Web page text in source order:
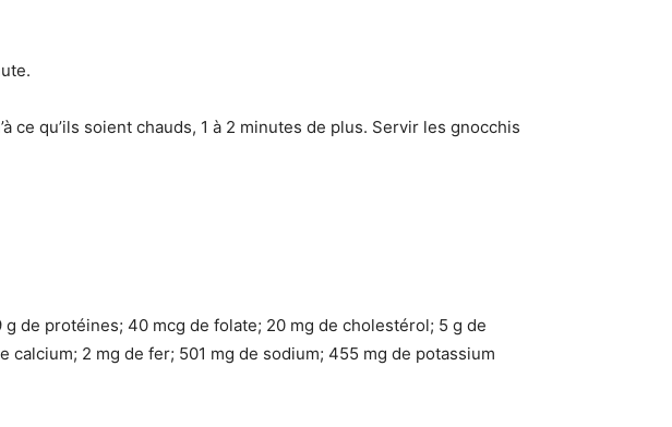
qu’ils soient chauds, 1 à 2 minutes de plus. Servir les gnocchis
de protéines; 40 mcg de folate; 20 mg de cholestérol; 5 g de
calcium; 2 mg de fer; 501 mg de sodium; 455 mg de potassium